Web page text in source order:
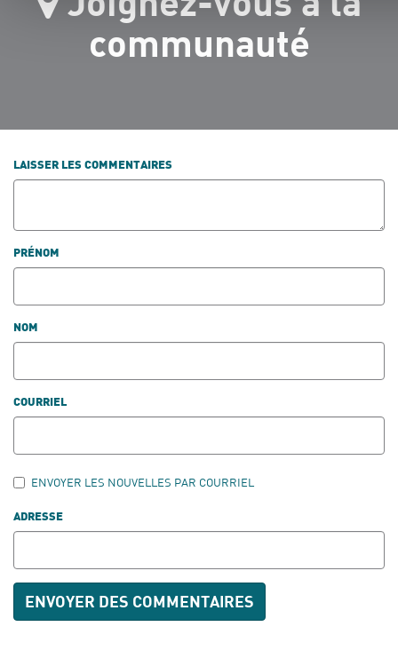
communauté
LAISSER LES COMMENTAIRES
PRÉNOM
NOM
COURRIEL
ENVOYER LES NOUVELLES PAR COURRIEL
ADRESSE